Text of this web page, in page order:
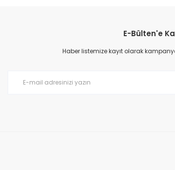
E-Bülten'e
Haber listemize kayıt olarak